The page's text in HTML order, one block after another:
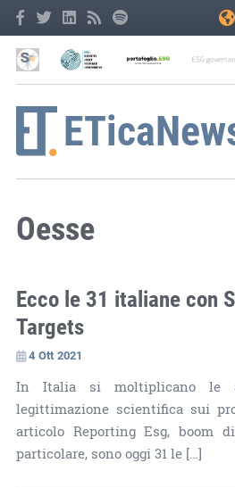
Oesse
Ecco le 31 italiane con
Targets
4 Ott 2021
In Italia si moltiplicano le
legittimazione scientifica sui
articolo Reporting Esg, boom
particolare, sono oggi 31 le […]